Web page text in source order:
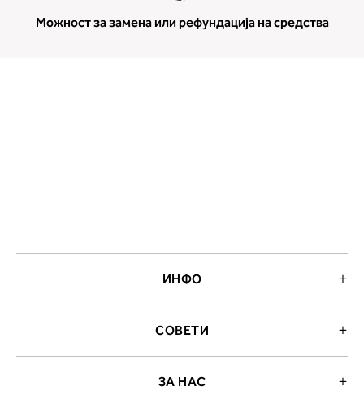
Можност за замена или рефундација на средства
ИНФО
СОВЕТИ
ЗА НАС